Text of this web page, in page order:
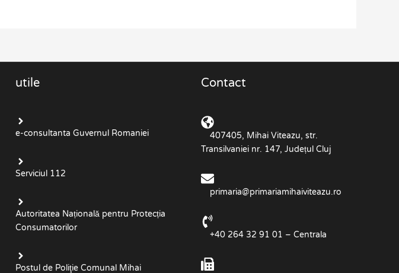
utile
e-consultanta Guvernul Romaniei
Serviciul 112
Autoritatea Națională pentru Protecția
Consumatorilor
Postul de Poliţie Comunal Mihai
Contact
407405, Mihai Viteazu, str.
Transilvaniei nr. 147, Județul Cluj
primaria@primariamihaiviteazu.ro
+40 264 32 91 01 – Centrala